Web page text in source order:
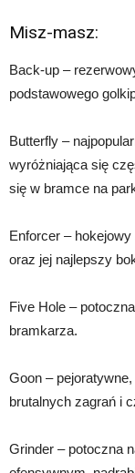
Misz-masz:
Back-up –
podstawowego
Butterfly –
wyróżniająca się
się w bramce na
Enforcer –
oraz jej najlepszy
Five Hole –
bramkarza.
Goon –
brutalnych zagrań i
Grinder – potoczna